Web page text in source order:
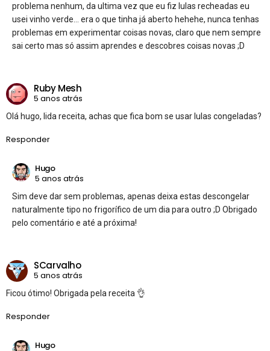
problema nenhum, da ultima vez que eu fiz lulas recheadas eu
usei vinho verde… era o que tinha já aberto hehehe, nunca tenhas
problemas em experimentar coisas novas, claro que nem sempre
sai certo mas só assim aprendes e descobres coisas novas ;D
Ruby Mesh
5 anos atrás
Olá hugo, lida receita, achas que fica bom se usar lulas congeladas?
Responder
Hugo
5 anos atrás
Sim deve dar sem problemas, apenas deixa estas descongelar
naturalmente tipo no frigorífico de um dia para outro ;D Obrigado
pelo comentário e até a próxima!
SCarvalho
5 anos atrás
Ficou ótimo! Obrigada pela receita 👌
Responder
Hugo